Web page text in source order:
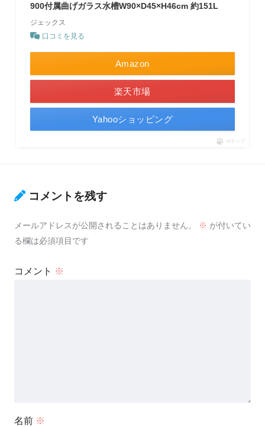
900付属曲げガラス水槽W90×D45×H46cm 約151L
ジェックス
口コミを見る
Amazon
楽天市場
Yahooショッピング
ポチップ
コメントを残す
メールアドレスが公開されることはありません。 ※ が付いてい
る欄は必須項目です
コメント ※
名前 ※